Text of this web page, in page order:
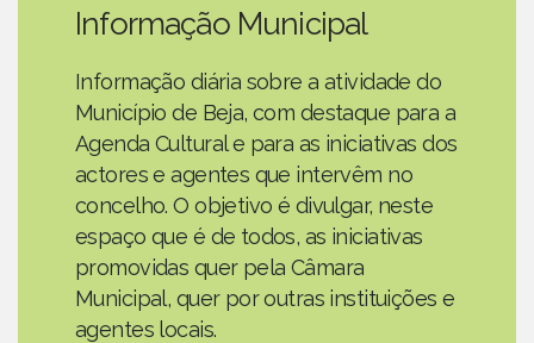
Informação Municipal
Informação diária sobre a atividade do
Município de Beja, com destaque para a
Agenda Cultural e para as iniciativas dos
actores e agentes que intervêm no
concelho. O objetivo é divulgar, neste
espaço que é de todos, as iniciativas
promovidas quer pela Câmara
Municipal, quer por outras instituições e
agentes locais.